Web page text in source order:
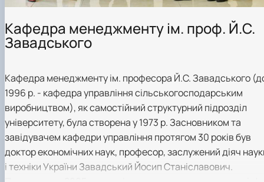
Кафедра менеджменту ім. проф. Й.С.
Завадського
Кафедра менеджменту ім. професора Й.С. Завадського
1996 р. - кафедра управління сільськогосподарським
виробництвом), як самостійний структурний підрозділ
університету, була створена у 1973 р. Засновником та
завідувачем кафедри управління протягом 30 років був
доктор економічних наук, професор, заслужений діяч
і техніки України Завадський Йосип Станіславович.